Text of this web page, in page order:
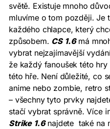
světě. Existuje mnoho
mluvíme o tom později. Je
každého chlapce, který
způsobem. CS 1.6má
vybrat nejzajímavější
že každý fanoušek této
této hře. Není důležité, co
anime nebo zombie, retro
– všechny tyto prvky
stačí vybrat správně. Více
Strike 1.6najdete také na